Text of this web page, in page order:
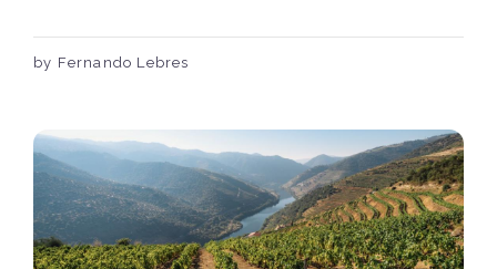
by Fernando Lebres